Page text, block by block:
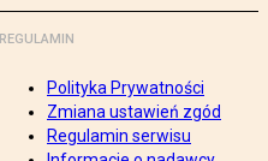
REGULAMIN
Polityka Prywatności
Zmiana ustawień zgód
Regulamin serwisu